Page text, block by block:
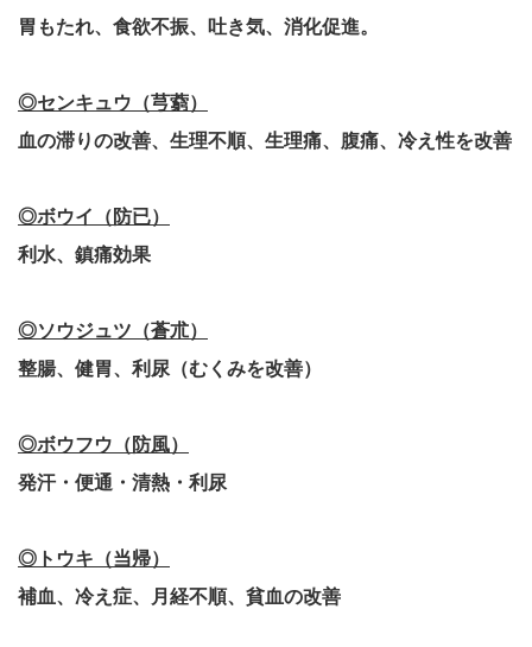
胃もたれ、食欲不振、吐き気、消化促進。
◎センキュウ（芎藭）
血の滞りの改善、生理不順、生理痛、腹痛、冷え性を改善
◎ボウイ（防已）
利水、鎮痛効果
◎ソウジュツ（蒼朮）
整腸、健胃、利尿（むくみを改善）
◎ボウフウ（防風）
発汗・便通・清熱・利尿
◎トウキ（当帰）
補血、冷え症、月経不順、貧血の改善